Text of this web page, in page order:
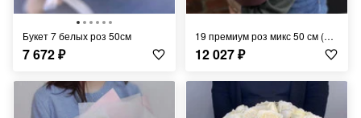
Букет 7 белых роз 50см
7 672₽
19 премиум роз микс 50 см (Эквадор)
12 027₽